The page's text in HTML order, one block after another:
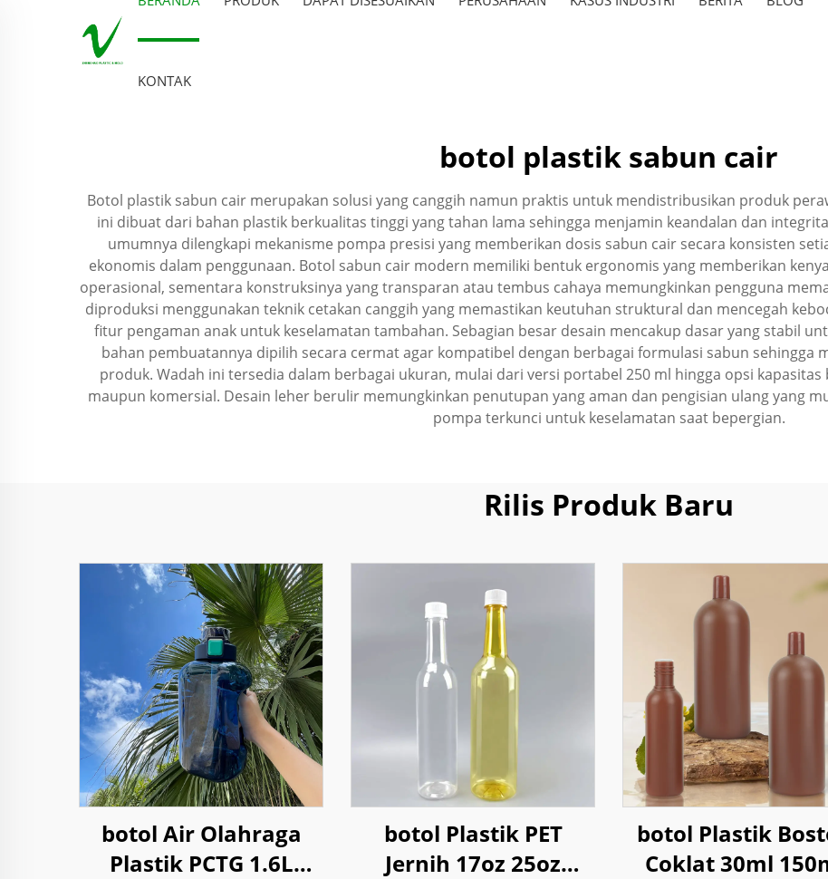
KONTAK
botol plastik sabun cair
Botol plastik sabun cair merupakan solusi yang canggih namun praktis untuk mendistribusikan produk
ini dibuat dari bahan plastik berkualitas tinggi yang tahan lama sehingga menjamin keandalan dan
umumnya dilengkapi mekanisme pompa presisi yang memberikan dosis sabun cair secara konsisten
ekonomis dalam penggunaan. Botol sabun cair modern memiliki bentuk ergonomis yang memberikan
operasional, sementara konstruksinya yang transparan atau tembus cahaya memungkinkan pengguna
diproduksi menggunakan teknik cetakan canggih yang memastikan keutuhan struktural dan mencegah
fitur pengaman anak untuk keselamatan tambahan. Sebagian besar desain mencakup dasar yang stabil
bahan pembuatannya dipilih secara cermat agar kompatibel dengan berbagai formulasi sabun sehingga
produk. Wadah ini tersedia dalam berbagai ukuran, mulai dari versi portabel 250 ml hingga opsi
maupun komersial. Desain leher berulir memungkinkan penutupan yang aman dan pengisian ulang yang
pompa terkunci untuk keselamatan saat bepergian.
Rilis Produk Baru
botol Air Olahraga
Plastik PCTG 1.6L
botol Plastik PET
Jernih 17oz 25oz
botol Plastik
Coklat 30ml